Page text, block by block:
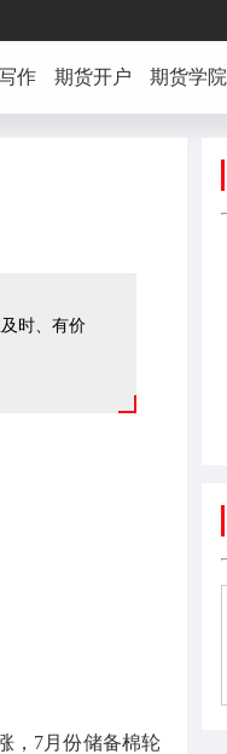
作 期货开户 期货学院
时、有价
，7月份储备棉轮